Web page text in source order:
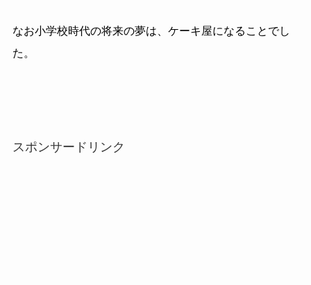
なお小学校時代の将来の夢は、ケーキ屋になることでし
た。
スポンサードリンク